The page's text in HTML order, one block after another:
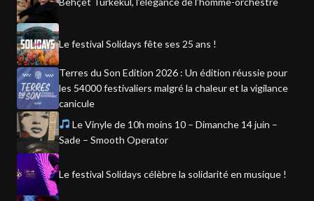
Le festival Solidays fête ses 25 ans !
Terres du Son Edition 2026 : Un édition réussie pour
les 54000 festivaliers malgré la chaleur et la vigilance
canicule
Le Vinyle de 10h moins 10 – Dimanche 14 juin –
Sade – Smooth Operator
Le festival Solidays célèbre la solidarité en musique !